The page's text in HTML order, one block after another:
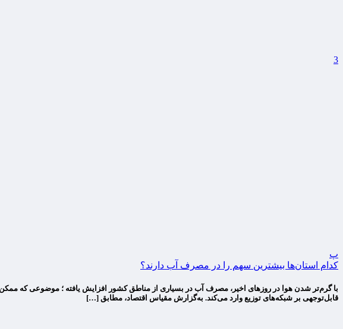
3
پ
کدام استان‌ها بیشترین سهم را در مصرف آب دارند؟
با گرم‌تر شدن هوا در روزهای اخیر، مصرف آب در بسیاری از مناطق کشور افزایش یافته ؛ موضوعی که
قابل‌توجهی بر شبکه‌های توزیع وارد می‌کند. به‌گزارش مقیاس اقتصاد، مطابق […]